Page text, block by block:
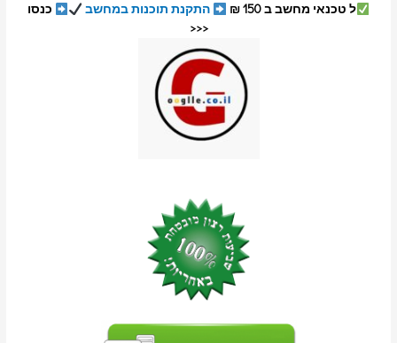
ל טכנאי מחשב ב 150 ₪
התקנת תוכנות במחשב
כנסו
<<<